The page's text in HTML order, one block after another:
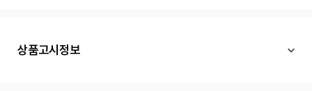
상품고시정보